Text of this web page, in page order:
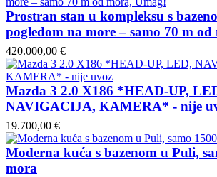
Prostran stan u kompleksu s
pogledom na more – samo 70 m
420.000,00 €
Mazda 3 2.0 X186 *HEAD-UP,
NAVIGACIJA, KAMERA* - nije
19.700,00 €
Moderna kuća s bazenom u Puli,
mora